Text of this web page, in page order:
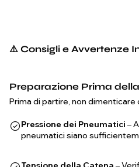
⚠️ Consigli e Avvertenze
Preparazione Prima
Prima di partire, non dimenticare
Pressione dei Pneumatici –
pneumatici siano